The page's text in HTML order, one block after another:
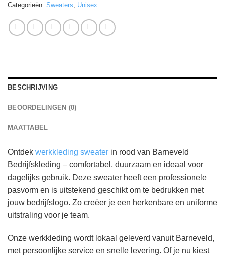
Categorieën: Sweaters, Unisex
BESCHRIJVING
BEOORDELINGEN (0)
MAATTABEL
Ontdek werkkleding sweater in rood van Barneveld
Bedrijfskleding – comfortabel, duurzaam en ideaal voor
dagelijks gebruik. Deze sweater heeft een professionele
pasvorm en is uitstekend geschikt om te bedrukken met
jouw bedrijfslogo. Zo creëer je een herkenbare en uniforme
uitstraling voor je team.
Onze werkkleding wordt lokaal geleverd vanuit Barneveld,
met persoonlijke service en snelle levering. Of je nu kiest